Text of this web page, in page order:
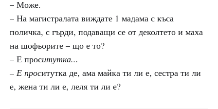
– Може.
– На магистралата виждате 1 мадама с къса
поличка, с гърди, подаващи се от деколтето и маха
на шофьорите – що е то?
– Е проситутка...
– Е проситутка де, ама майка ти ли е, сестра ти ли
е, жена ти ли е, леля ти ли е?